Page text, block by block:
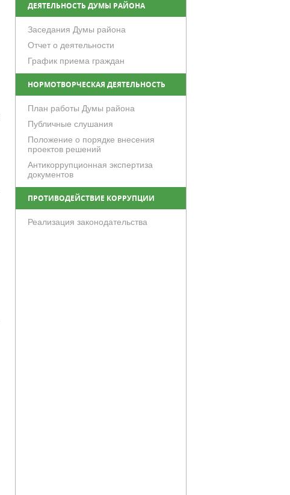
ДЕЯТЕЛЬНОСТЬ ДУМЫ РАЙОНА
Заседания Думы района
Отчет о деятельности
График приема граждан
НОРМОТВОРЧЕСКАЯ ДЕЯТЕЛЬНОСТЬ
План работы Думы района
Публичные слушания
Положение о порядке внесения
проектов решений
Антикоррупционная экспертиза
документов
ПРОТИВОДЕЙСТВИЕ КОРРУПЦИИ
Реализация законодательства